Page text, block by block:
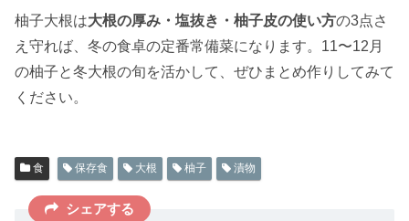
柚子大根は大根の厚み・塩抜き・柚子皮の使い方の3点さ
え守れば、冬の食卓の定番常備菜になります。11〜12月
の柚子と冬大根の旬を活かして、ぜひまとめ作りしてみて
ください。
食 保存食 大根 柚子 漬物
シェアする